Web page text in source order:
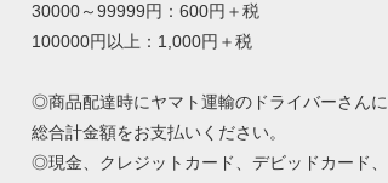
30000～99999円：600円＋税
100000円以上：1,000円＋税
◎商品配達時にヤマト運輸のドライバーさんに
総合計金額をお支払いください。
◎現金、クレジットカード、デビッドカード、